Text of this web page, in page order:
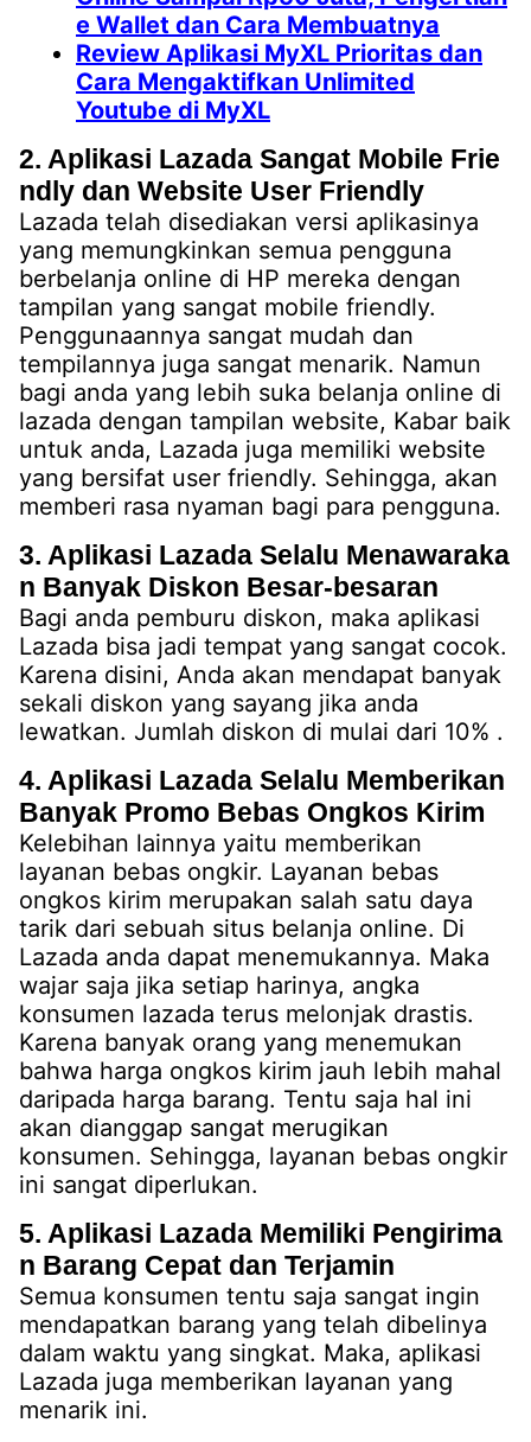
e Wallet dan Cara Membuatnya
Review Aplikasi MyXL Prioritas dan
Cara Mengaktifkan Unlimited
Youtube di MyXL
2. Aplikasi Lazada Sangat Mobile Frie
ndly dan Website User Friendly
Lazada telah disediakan versi aplikasinya
yang memungkinkan semua pengguna
berbelanja online di HP mereka dengan
tampilan yang sangat mobile friendly.
Penggunaannya sangat mudah dan
tempilannya juga sangat menarik. Namun
bagi anda yang lebih suka belanja online di
lazada dengan tampilan website, Kabar baik
untuk anda, Lazada juga memiliki website
yang bersifat user friendly. Sehingga, akan
memberi rasa nyaman bagi para pengguna.
3. Aplikasi Lazada Selalu Menawaraka
n Banyak Diskon Besar-besaran
Bagi anda pemburu diskon, maka aplikasi
Lazada bisa jadi tempat yang sangat cocok.
Karena disini, Anda akan mendapat banyak
sekali diskon yang sayang jika anda
lewatkan. Jumlah diskon di mulai dari 10% .
4. Aplikasi Lazada Selalu Memberikan
Banyak Promo Bebas Ongkos Kirim
Kelebihan lainnya yaitu memberikan
layanan bebas ongkir. Layanan bebas
ongkos kirim merupakan salah satu daya
tarik dari sebuah situs belanja online. Di
Lazada anda dapat menemukannya. Maka
wajar saja jika setiap harinya, angka
konsumen lazada terus melonjak drastis.
Karena banyak orang yang menemukan
bahwa harga ongkos kirim jauh lebih mahal
daripada harga barang. Tentu saja hal ini
akan dianggap sangat merugikan
konsumen. Sehingga, layanan bebas ongkir
ini sangat diperlukan.
5. Aplikasi Lazada Memiliki Pengirima
n Barang Cepat dan Terjamin
Semua konsumen tentu saja sangat ingin
mendapatkan barang yang telah dibelinya
dalam waktu yang singkat. Maka, aplikasi
Lazada juga memberikan layanan yang
menarik ini.